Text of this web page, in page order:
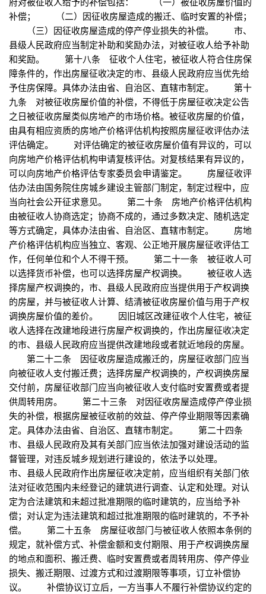
补偿； （二）因征收房屋造成的搬迁、临时安置的补偿；
（三）因征收房屋造成的停产停业损失的补偿。 市、
县级人民政府应当制定补助和奖励办法，对被征收人给予补助
和奖励。 第十八条 征收个人住宅，被征收人符合住房保
障条件的，作出房屋征收决定的市、县级人民政府应当优先给
予住房保障。具体办法由省、自治区、直辖市制定。 第十
九条 对被征收房屋价值的补偿，不得低于房屋征收决定公告
之日被征收房屋类似房地产的市场价格。被征收房屋的价值，
由具有相应资质的房地产价格评估机构按照房屋征收评估办法
评估确定。 对评估确定的被征收房屋价值有异议的，可以
向房地产价格评估机构申请复核评估。对复核结果有异议的，
可以向房地产价格评估专家委员会申请鉴定。 房屋征收评
估办法由国务院住房城乡建设主管部门制定，制定过程中，应
当向社会公开征求意见。 第二十条 房地产价格评估机构
由被征收人协商选定；协商不成的，通过多数决定、随机选定
等方式确定，具体办法由省、自治区、直辖市制定。 房地
产价格评估机构应当独立、客观、公正地开展房屋征收评估工
作，任何单位和个人不得干预。 第二十一条 被征收人可
以选择货币补偿，也可以选择房屋产权调换。 被征收人选
择房屋产权调换的，市、县级人民政府应当提供用于产权调换
的房屋，并与被征收人计算、结清被征收房屋价值与用于产权
调换房屋价值的差价。 因旧城区改建征收个人住宅，被征
收人选择在改建地段进行房屋产权调换的，作出房屋征收决定
的市、县级人民政府应当提供改建地段或者就近地段的房屋。
第二十二条 因征收房屋造成搬迁的，房屋征收部门应当
向被征收人支付搬迁费；选择房屋产权调换的，产权调换房屋
交付前，房屋征收部门应当向被征收人支付临时安置费或者提
供周转用房。 第二十三条 对因征收房屋造成停产停业损
失的补偿，根据房屋被征收前的效益、停产停业期限等因素确
定。具体办法由省、自治区、直辖市制定。 第二十四条
市、县级人民政府及其有关部门应当依法加强对建设活动的监
督管理，对违反城乡规划进行建设的，依法予以处理。
市、县级人民政府作出房屋征收决定前，应当组织有关部门依
法对征收范围内未经登记的建筑进行调查、认定和处理。对认
定为合法建筑和未超过批准期限的临时建筑的，应当给予补
偿；对认定为违法建筑和超过批准期限的临时建筑的，不予补
偿。 第二十五条 房屋征收部门与被征收人依照本条例的
规定，就补偿方式、补偿金额和支付期限、用于产权调换房屋
的地点和面积、搬迁费、临时安置费或者周转用房、停产停业
损失、搬迁期限、过渡方式和过渡期限等事项，订立补偿协
议。 补偿协议订立后，一方当事人不履行补偿协议约定的